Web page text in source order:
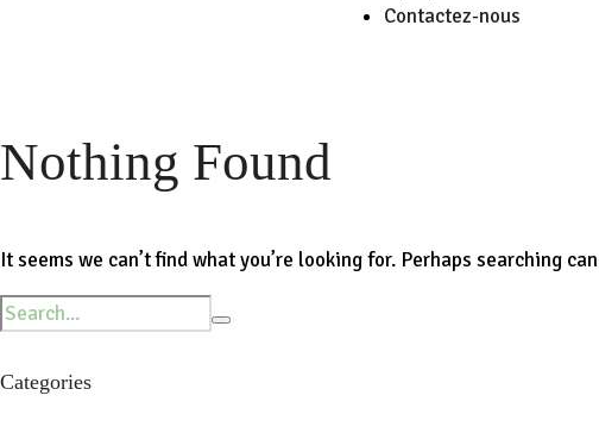
Contactez-nous
Nothing Found
It seems we can’t find what you’re looking for. Perhaps searching
Categories